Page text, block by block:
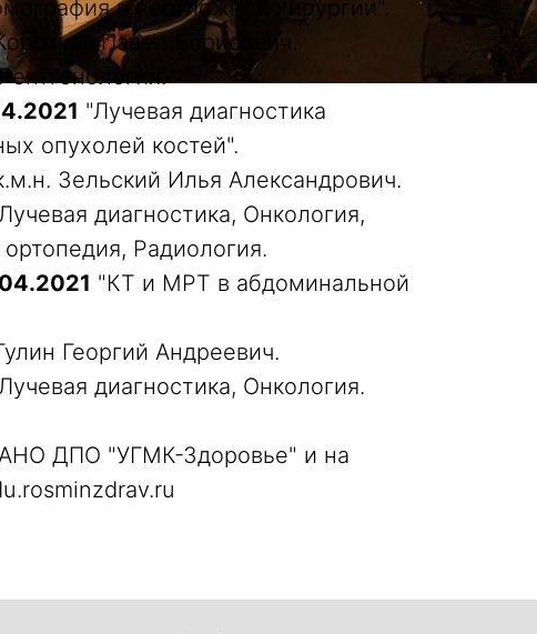
в неотложной хирургии".
Павел Борисович.
"Лучевая диагностика
опухолей костей".
Зельский Илья Александрович.
диагностика, Онкология,
Радиология.
"КТ и МРТ в абдоминальной
Георгий Андреевич.
диагностика, Онкология.
АНО ДПО "УГМК-Здоровье" и на